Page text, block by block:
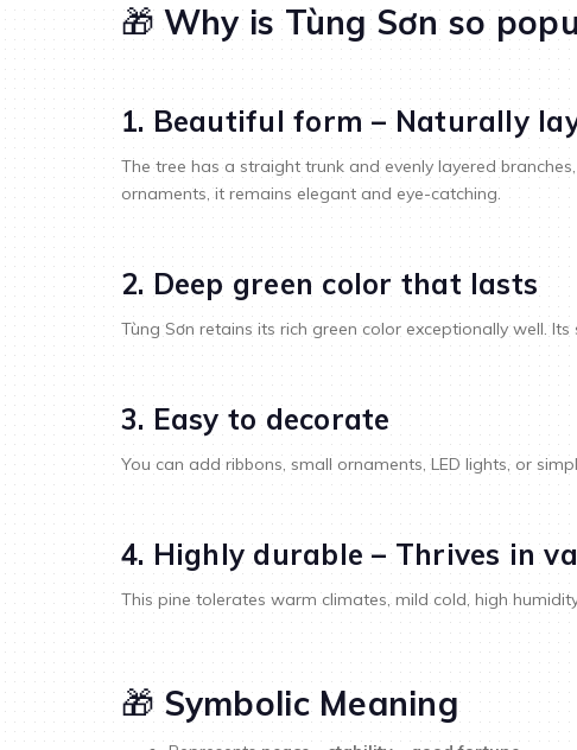
🎁Why is Tùng Sơn so
1. Beautiful form – Naturally
The tree has a straight trunk and evenly layered
ornaments, it remains elegant and eye-catching.
2. Deep green color that lasts
Tùng Sơn retains its rich green color exceptionally well.
3. Easy to decorate
You can add ribbons, small ornaments, LED lights, or
4. Highly durable – Thrives in
This pine tolerates warm climates, mild cold, high
🎁Symbolic Meaning